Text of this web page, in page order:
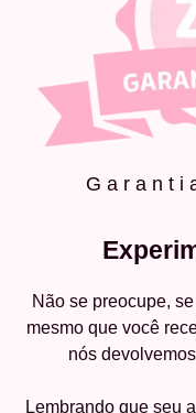
Não se preocupe,
mesmo que você
nós
Lembrando que seu